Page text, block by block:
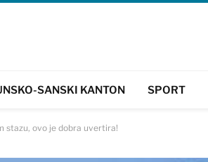
SANSKI KANTON SPORT
stazu, ovo je dobra uvertira!